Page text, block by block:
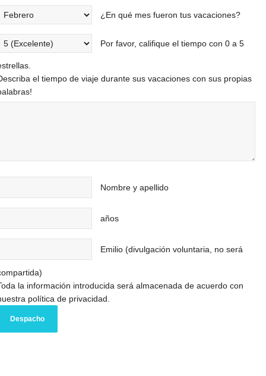
¿En qué mes fueron tus vacaciones?
Por favor, califique el tiempo con 0 a 5
el tiempo de viaje durante sus vacaciones con sus propias
Nombre y apellido
años
Emilio (divulgación voluntaria, no será
la información introducida será almacenada de acuerdo con
política de privacidad.